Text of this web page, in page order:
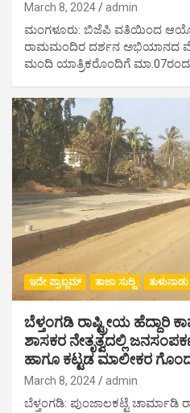
March 8, 2024 admin
ಮಂಗಳೂರು: ಬಿಜೆಪಿ ವತಿಯಿಂದ
ರಾಮಮಂದಿರ ದರ್ಶನ ಅಭಿಯಾನದ
ಮಂದಿ ಯಾತ್ರಿಕರೊಂದಿಗೆ
ಇದೇ ಪ್ರಾಬ್ಲಮ್ ತಾಜಾ ಸುದ್ದಿ ತುಳುನಾಡು
ಬೆಳ್ತಂಗಡಿ ರಾಷ್ಟ್ರೀಯ ಹೆದ್ದಾರಿ
ಶಾಸಕರ ನೇತೃತ್ವದಲ್ಲಿ
ಹಾಗೂ ಕಟ್ಟಡ ಮಾಲೀಕರ
March 8, 2024 admin
ಬೆಳ್ತಂಗಡಿ: ಪುಂಜಾಲಕಟ್ಟೆ ಚಾರ್ಮಾಡಿ